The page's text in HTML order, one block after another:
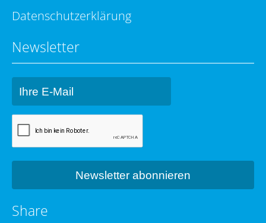
Datenschutzerklärung
Newsletter
Share